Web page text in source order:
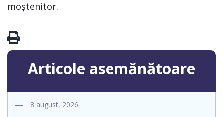
moștenitor.
Articole asemănătoare
8 august, 2026